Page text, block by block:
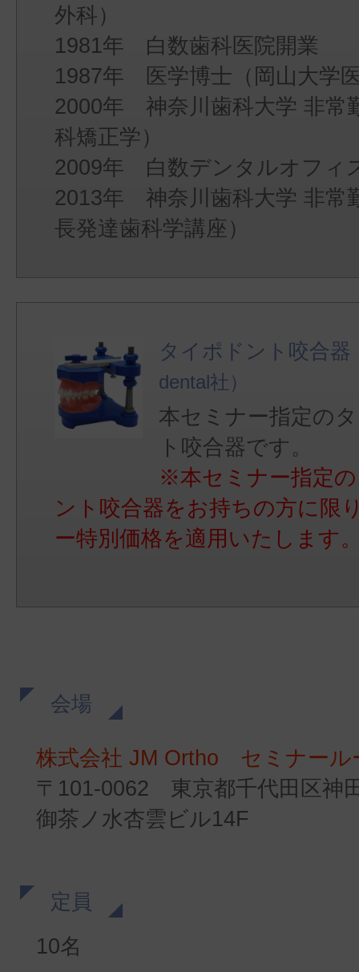
外科）
1981年 白数歯科医院開業
1987年 医学博士（岡山大学
2000年 神奈川歯科大学 非常
科矯正学）
2009年 白数デンタルオフィ
2013年 神奈川歯科大学 非常
長発達歯科学講座）
タイポドント咬合器
dental社）
本セミナー指定の
ト咬合器です。
※本セミナー指定
ント咬合器をお持ちの方に限
ー特別価格を適用いたします
会場
株式会社 JM Ortho セミナー
〒101-0062 東京都千代田区
御茶ノ水杏雲ビル14F
定員
10名